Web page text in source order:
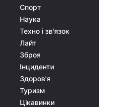
Спорт
Наука
Техно і зв'язок
Лайт
Зброя
Інциденти
Здоров'я
Туризм
Цікавинки